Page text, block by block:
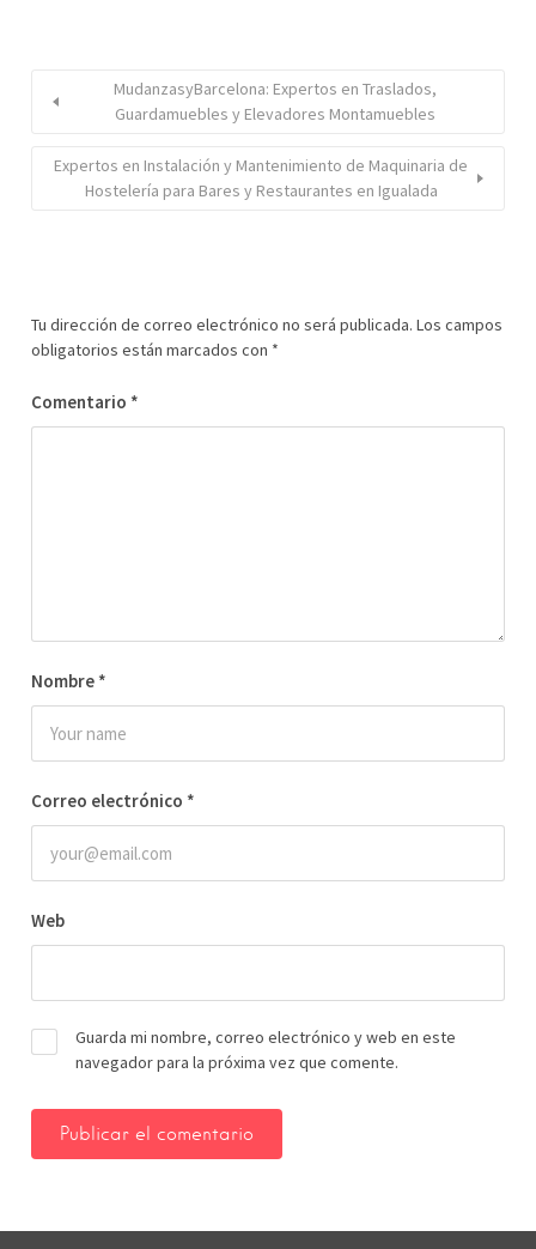
MudanzasyBarcelona: Expertos en Traslados,
Guardamuebles y Elevadores Montamuebles
Expertos en Instalación y Mantenimiento de Maquinaria de
Hostelería para Bares y Restaurantes en Igualada
Tu dirección de correo electrónico no será publicada. Los campos
obligatorios están marcados con *
Comentario *
Nombre *
Correo electrónico *
Web
Guarda mi nombre, correo electrónico y web en este
navegador para la próxima vez que comente.